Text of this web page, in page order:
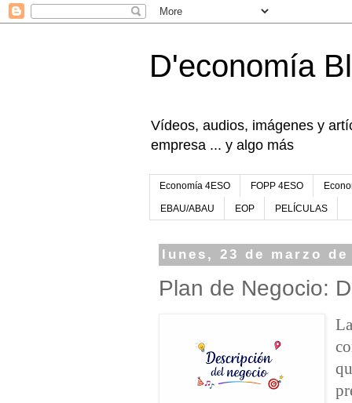
D'economía
Vídeos, audios, imágenes y
empresa ... y algo más
Economía 4ESO FOPP 4ESO
EBAU/ABAU EOP PELÍCULAS
lunes, 23 de marzo de
Plan de Negocio: